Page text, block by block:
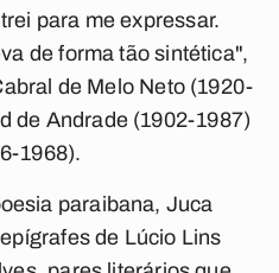
para me expressar.
de forma tão sintética",
de Melo Neto (1920-
de Andrade (1902-1987)
1968).
paraibana, Juca
de Lúcio Lins